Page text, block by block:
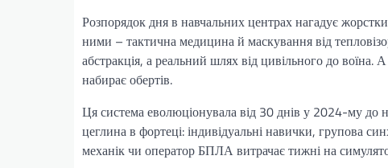
Розпорядок дня в навчальних центрах нагадує
ними – тактична медицина й маскування від
абстракція, а реальний шлях від цивільного до
набирає обертів.
Ця система еволюціонувала від 30 днів у 2024-му до
цеглина в фортеці: індивідуальні навички, групова
механік чи оператор БПЛА витрачає тижні на